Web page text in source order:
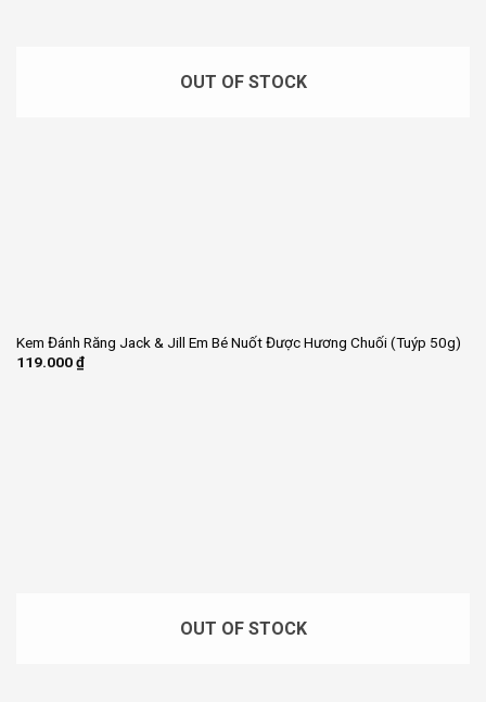
OUT OF STOCK
Kem Đánh Răng Jack & Jill Em Bé Nuốt Được Hương Chuối (Tuýp 50g)
119.000₫
OUT OF STOCK